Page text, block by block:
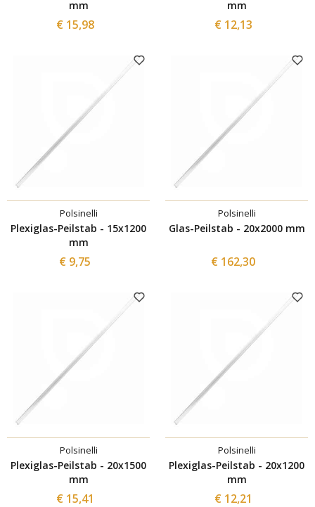
mm
€ 15,98
mm
€ 12,13
Polsinelli
Plexiglas-Peilstab - 15x1200
mm
€ 9,75
Polsinelli
Glas-Peilstab - 20x2000 mm
€ 162,30
Polsinelli
Plexiglas-Peilstab - 20x1500
mm
€ 15,41
Polsinelli
Plexiglas-Peilstab - 20x1200
mm
€ 12,21